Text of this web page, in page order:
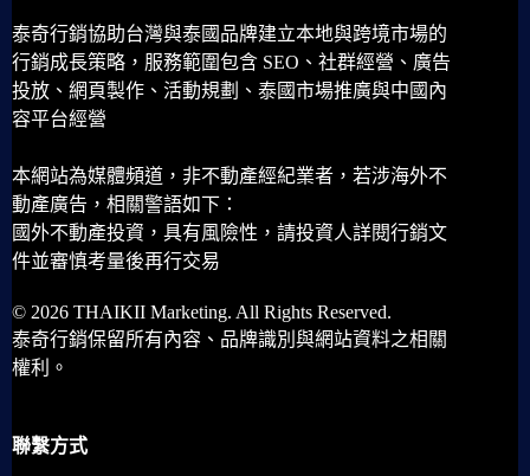
泰奇行銷協助台灣與泰國品牌建立本地與跨境市場的
行銷成長策略，服務範圍包含 SEO、社群經營、廣告
投放、網頁製作、活動規劃、泰國市場推廣與中國內
容平台經營
本網站為媒體頻道，非不動產經紀業者，若涉海外不
動產廣告，相關警語如下：
國外不動產投資，具有風險性，請投資人詳閱行銷文
件並審慎考量後再行交易
© 2026 THAIKII Marketing. All Rights Reserved.
泰奇行銷保留所有內容、品牌識別與網站資料之相關
權利。
聯繫方式